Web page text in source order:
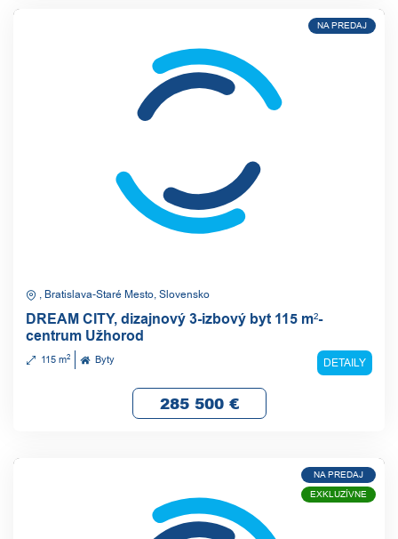
NA PREDAJ
, Bratislava-Staré Mesto, Slovensko
DREAM CITY, dizajnový 3-izbový byt 115 m²-
centrum Užhorod
115 m2 Byty DETAILY
285 500 €
NA PREDAJ
EXKLUZÍVNE